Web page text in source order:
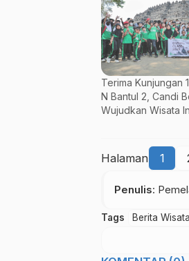
Terima Kunjungan
N Bantul 2, Candi
Wujudkan Wisata
Halaman 1
Penulis:
Tags Berita